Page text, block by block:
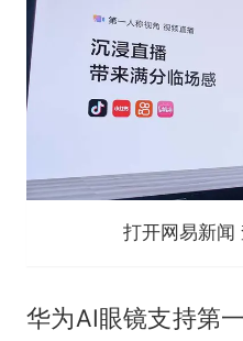
打开网易新闻
华为AI眼镜支持第